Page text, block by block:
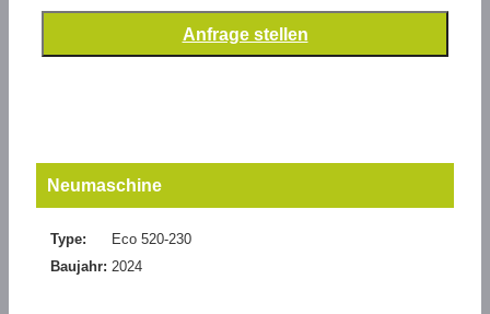
Neumaschine
Type:
Eco 520-230
Baujahr: 2024